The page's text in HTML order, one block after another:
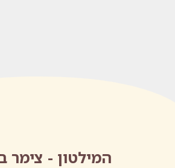
המילטון - צימר